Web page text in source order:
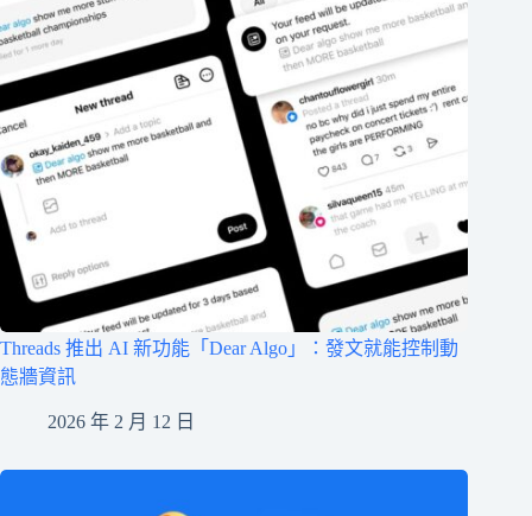
Threads 推出 AI 新功能「Dear Algo」：發文就能控制動
態牆資訊
2026 年 2 月 12 日